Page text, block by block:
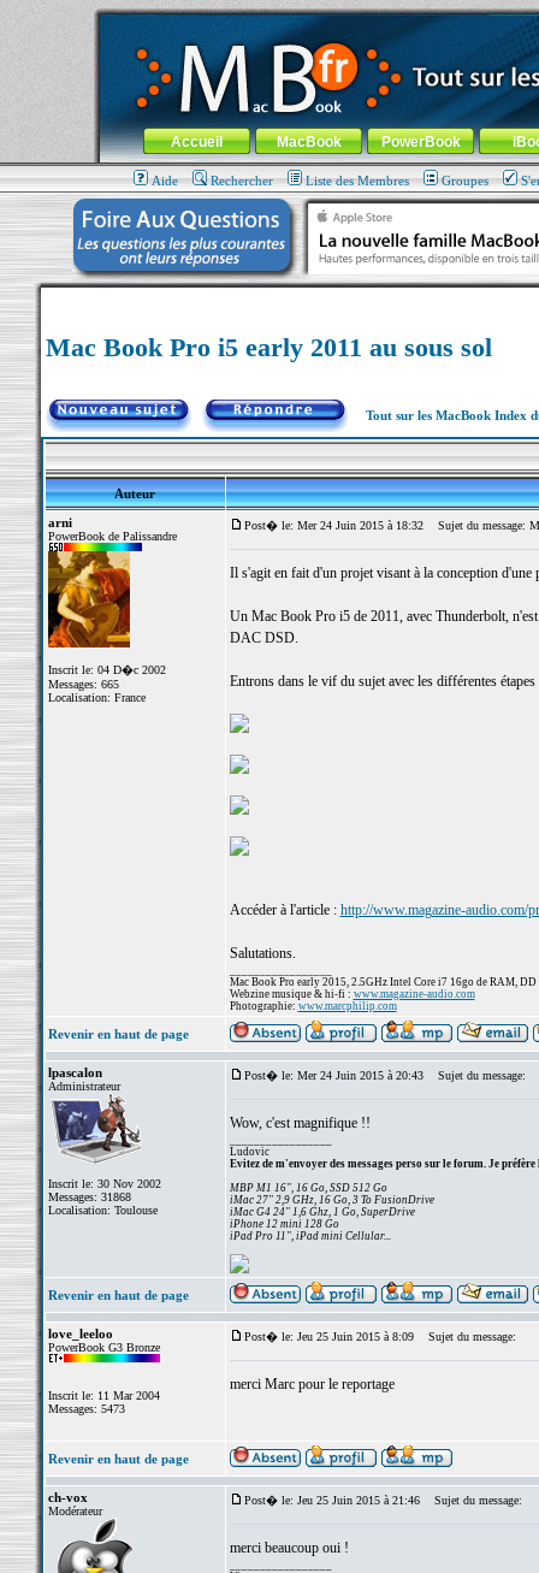
MacBook-fr.com : 100% Apple... 100% nomade !
Aller au contenu-Aller au menu général-Aller au menu de
Menu général
Accueil MacBook PowerBook
Aide Rechercher Liste des Membres Groupes
Mac Book Pro i5 early 2011 au sous sol
Tout sur les MacBook Index
Auteur
arni
PowerBook de Palissandre
Inscrit le: 04 D�c 2002
Messages: 665
Localisation: France
Post� le: Mer 24 Juin 2015 à 18:32 Sujet du message:
Il s'agit en fait d'un projet visant à la conception
Un Mac Book Pro i5 de 2011, avec Thunderbolt,
DAC DSD.
Entrons dans le vif du sujet avec les différentes
Accéder à l'article : http://www.magazine-audio.com/
Salutations.
Mac Book Pro early 2015, 2.5GHz Intel Core i7 16go de RAM, DD
Webzine musique & hi-fi : www.magazine-audio.com
Photographie: www.marcphilip.com
Revenir en haut de page
lpascalon
Administrateur
Inscrit le: 30 Nov 2002
Messages: 31868
Localisation: Toulouse
Post� le: Mer 24 Juin 2015 à 20:43 Sujet du message:
Wow, c'est magnifique !!
Ludovic
Evitez de m'envoyer des messages perso sur le forum. Je préfère
MBP M1 16", 16 Go, SSD 512 Go
iMac 27" 2,9 GHz, 16 Go, 3 To FusionDrive
iMac G4 24" 1,6 Ghz, 1 Go, SuperDrive
iPhone 12 mini 128 Go
iPad Pro 11", iPad mini Cellular...
Revenir en haut de page
love_leeloo
PowerBook G3 Bronze
Inscrit le: 11 Mar 2004
Messages: 5473
Post� le: Jeu 25 Juin 2015 à 8:09 Sujet du message:
merci Marc pour le reportage
Revenir en haut de page
ch-vox
Modérateur
Post� le: Jeu 25 Juin 2015 à 21:46 Sujet du message:
merci beaucoup oui !